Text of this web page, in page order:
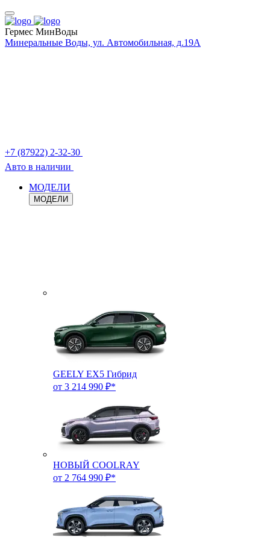
Гермес МинВоды
Минеральные Воды, ул. Автомобильная, д.19А
+7 (87922) 2-32-30
Авто в наличии
МОДЕЛИ
МОДЕЛИ
GEELY EX5 Гибрид
от 3 214 990 ₽*
НОВЫЙ COOLRAY
от 2 764 990 ₽*